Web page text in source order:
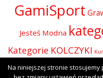
GamiSport
Jesteś Modna
Kategorie KOLCZYKI
Odzież Okulary
Na niniejszej stronie stosujemy